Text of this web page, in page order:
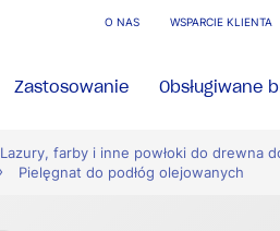
O NAS WSPARCIE KLIENTA
Zastosowanie Obsługiwane
Lazury, farby i inne powłoki do drewna
Pielęgnat do podłóg olejowanych